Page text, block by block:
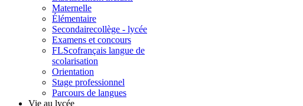
Maternelle
Élémentaire
Secondairecollège - lycée
Examens et concours
FLScofrançais langue de
scolarisation
Orientation
Stage professionnel
Parcours de langues
Vie au lycée